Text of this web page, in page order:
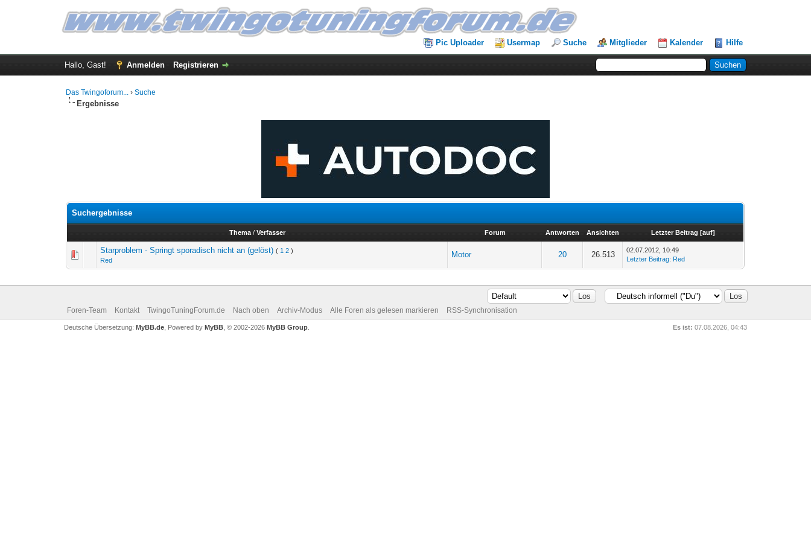
Pic Uploader Usermap Suche Mitglieder Kalender Hilfe
Hallo, Gast! Anmelden Registrieren
Das Twingoforum... ›Suche
Ergebnisse
Suchergebnisse
Thema /Verfasser Forum Antworten Ansichten Letzter Beitrag [auf]
Starproblem - Springt sporadisch nicht an (gelöst) ( 1 2 )
Red
Motor 20 26.513
02.07.2012, 10:49
Letzter Beitrag: Red
Foren-Team Kontakt TwingoTuningForum.de Nach oben Archiv-Modus Alle Foren als gelesen markieren RSS-Synchronisation
Es ist: 07.08.2026, 04:43
Deutsche Übersetzung: MyBB.de, Powered by MyBB, © 2002-2026 MyBB Group.